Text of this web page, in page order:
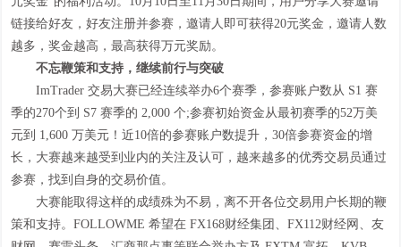
链接给好友，好友注册并参赛，邀请人即可获得20元奖金，邀请人数
越多，奖金越高，最高获得万元奖励。
不忘鞭策和支持，继续前行与突破
ImTrader 交易大赛已经连续举办6个赛季，参赛账户数从 S1 赛
季的270个到 S7 赛季的 2,000 个;参赛初始资金从最初赛季的52万美
元到 1,600 万美元！近10倍的参赛账户数提升，30倍参赛资金的增
长，大赛越来越受到业内的关注及认可，越来越多的优秀交易员通过
参赛，找到自身的交易价值。
大赛能取得这样的成绩殊为不易，离不开各位交易用户长期的鞭
策和支持。FOLLOWME 希望在 FX168财经集团、FX112财经网、友